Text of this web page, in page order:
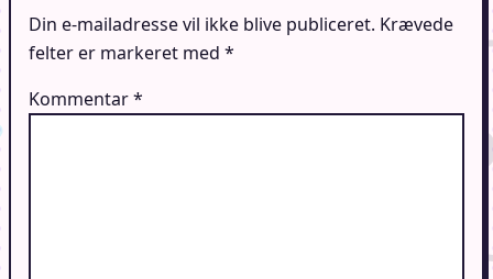
Din e-mailadresse vil ikke blive publiceret. Krævede
felter er markeret med *
Kommentar*